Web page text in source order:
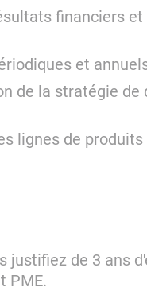
financiers
et
de la stratégie de
lignes de produits
justifiez de 3 ans
PME.